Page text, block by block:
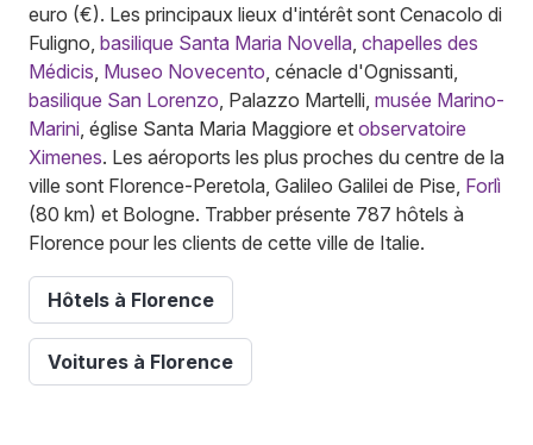
euro (€). Les principaux lieux d'intérêt sont Cenacolo di
Fuligno, basilique Santa Maria Novella, chapelles des
Médicis, Museo Novecento, cénacle d'Ognissanti,
basilique San Lorenzo, Palazzo Martelli, musée Marino-
Marini, église Santa Maria Maggiore et observatoire
Ximenes. Les aéroports les plus proches du centre de la
ville sont Florence-Peretola, Galileo Galilei de Pise, Forlì
(80 km) et Bologne. Trabber présente 787 hôtels à
Florence pour les clients de cette ville de Italie.
Hôtels à Florence
Voitures à Florence